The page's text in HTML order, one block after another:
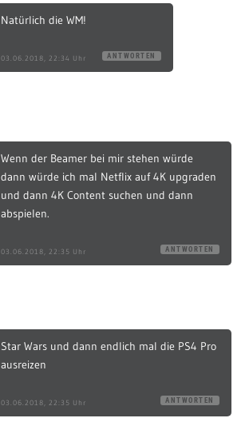
Natürlich die WM!
03.06.2018, 22:34 Uhr ANTWORTEN
Wenn der Beamer bei mir stehen würde
dann würde ich mal Netflix auf 4K upgraden
und dann 4K Content suchen und dann
abspielen.
03.06.2018, 22:35 Uhr ANTWORTEN
Star Wars und dann endlich mal die PS4 Pro
ausreizen
03.06.2018, 22:35 Uhr ANTWORTEN